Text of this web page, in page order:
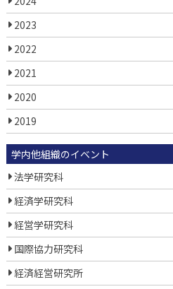
2023
2022
2021
2020
2019
学内他組織のイベント
法学研究科
経済学研究科
経営学研究科
国際協力研究科
経済経営研究所